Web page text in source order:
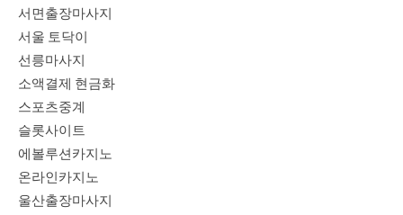
서면출장마사지
서울 토닥이
선릉마사지
소액결제 현금화
스포츠중계
슬롯사이트
에볼루션카지노
온라인카지노
울산출장마사지